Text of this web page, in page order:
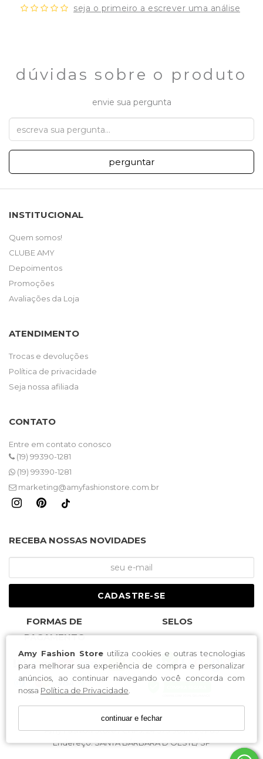
Amy Fashion Storeutiliza cookies e outras tecnologias
para melhorar sua experiência de compra e personalizar
anúncios, ao continuar navegando você concorda com
nossa Política de Privacidade
continuar e fechar
seja o primeiro a escrever uma análise
dúvidas sobre o produto
envie sua pergunta
perguntar
INSTITUCIONAL
Quem somos!
CLUBE AMY
Depoimentos
Promoções
Avaliações da Loja
ATENDIMENTO
Trocas e devoluções
Política de privacidade
Seja nossa afiliada
CONTATO
Entre em contato conosco
(19) 99390-1281
(19) 99390-1281
marketing@amyfashionstore.com.br
RECEBA NOSSAS NOVIDADES
CADASTRE-SE
FORMAS DE
PAGAMENTO
SELOS
Amy Fashion Store / CNPJ: 24.373.364/0001-85
Endereço: SANTA BÁRBARA D'OESTE/ SP